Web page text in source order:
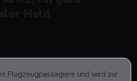
Flugzeugpassagiere und wird zur